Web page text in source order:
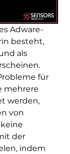
Adware-
besteht,
als
für
mehrere
werden,
von
der
indem